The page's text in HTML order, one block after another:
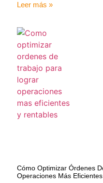
Leer más »
Cómo Optimizar Órdenes
Operaciones Más